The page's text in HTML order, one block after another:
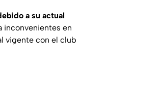
a su actual
inconvenientes en
vigente con el club